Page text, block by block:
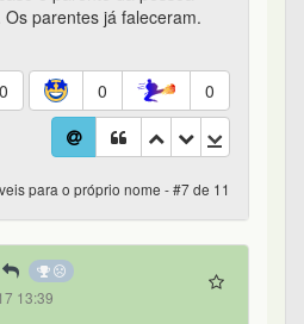
parentes já faleceram.
0 0 0
para o próprio nome - #7 de 11
13:39